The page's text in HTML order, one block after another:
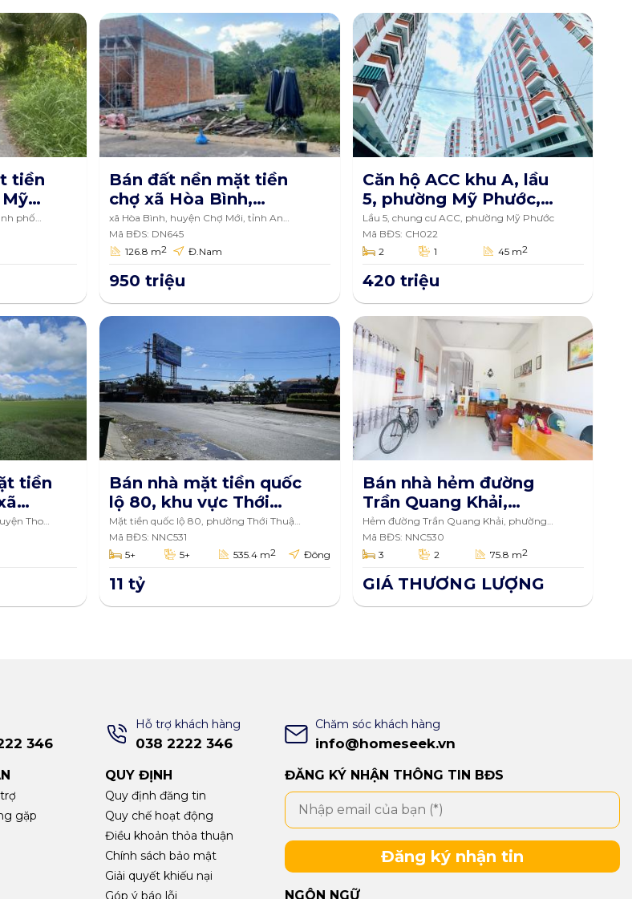
tiền
phố
Bán đất nền mặt tiền
chợ xã Hòa Bình,
huyện Chợ Mới, tỉnh An
Giang 126.8m2
xã Hòa Bình, huyện Chợ Mới, tỉnh An
Giang
Mã BĐS: DN645
126.8 m2 Đ.Nam
950 triệu
Căn hộ ACC khu A, lầu
5, phường Mỹ Phước,
thành phố Long Xuyên,
An Giang 45m2
Lầu 5, chung cư ACC, phường Mỹ Phước
Mã BĐS: CH022
2
1 45 m2
420 triệu
tiền
Thoại
Bán nhà mặt tiền quốc
lộ 80, khu vực Thới
Hòa, phường Thới
Thuận, quận Thốt Nốt,
thành phố Cần Thơ
535.4m2
Mặt tiền quốc lộ 80, phường Thới Thuận,
quận Thốt Nốt, Cần Thơ
Mã BĐS: NNC531
5+
5+ 535.4 m2 Đông
11 tỷ
Bán nhà hẻm đường
Trần Quang Khải,
phường Mỹ Thới, thành
phố Long Xuyên, An
Giang 75.8m2
Hẻm đường Trần Quang Khải, phường
Mỹ Thới, thành phố Long Xuyên
Mã BĐS: NNC530
3
2 75.8 m2
GIÁ THƯƠNG LƯỢNG
346
Hỗ trợ khách hàng
038 2222 346
Chăm sóc khách hàng
info@homeseek.vn
gặp
QUY ĐỊNH
Quy định đăng tin
Quy chế hoạt động
Điều khoản thỏa thuận
Chính sách bảo mật
Giải quyết khiếu nại
Góp ý báo lỗi
ĐĂNG KÝ NHẬN THÔNG TIN BĐS
Đăng ký nhận tin
NGÔN NGỮ